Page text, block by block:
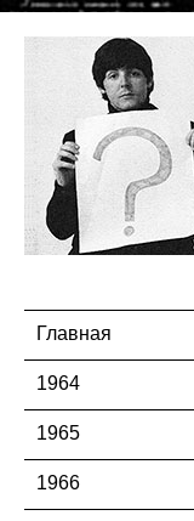
Главная
1964
1965
1966